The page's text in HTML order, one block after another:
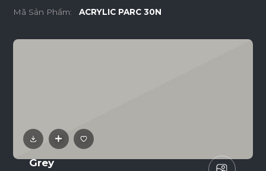
Mã Sản Phẩm: ACRYLIC PARC 30N
Grey